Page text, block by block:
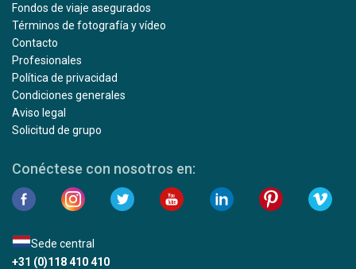
Fondos de viaje asegurados
Términos de fotografía y vídeo
Contacto
Profesionales
Política de privacidad
Condiciones generales
Aviso legal
Solicitud de grupo
Conéctese con nosotros en:
Sede central
+31 (0)118 410 410